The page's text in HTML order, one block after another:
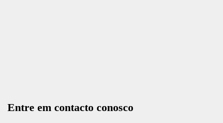
Entre em contacto conosco